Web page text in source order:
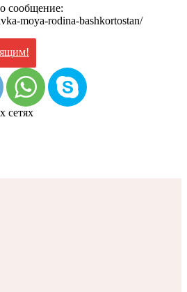
сообщение:
moya-rodina-bashkortostan/
сетях